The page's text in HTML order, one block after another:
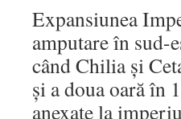
Expansiunea
amputare în
când Chilia şi
şi a doua oară în
anexate la